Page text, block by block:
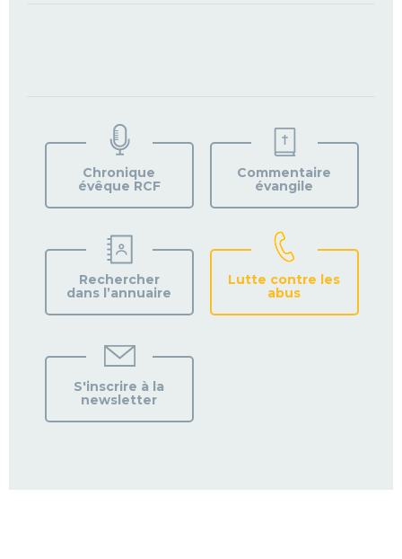
VOTRE
PAROISSE
Chronique
évêque RCF
Commentaire
évangile
Rechercher
dans l’annuaire
Lutte contre les
abus
S'inscrire à la
newsletter